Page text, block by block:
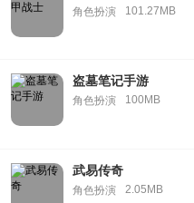
角色扮演 101.27MB
盗墓笔记手游
角色扮演 100MB
武易传奇
角色扮演 2.05MB